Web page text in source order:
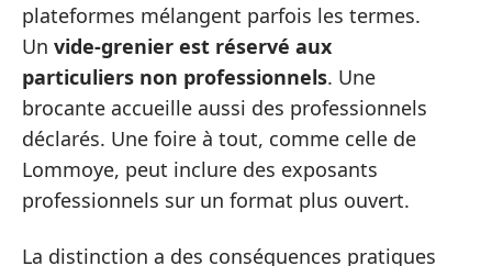
plateformes mélangent parfois les termes.
Un vide-grenier est réservé aux
particuliers non professionnels. Une
brocante accueille aussi des professionnels
déclarés. Une foire à tout, comme celle de
Lommoye, peut inclure des exposants
professionnels sur un format plus ouvert.
La distinction a des conséquences pratiques